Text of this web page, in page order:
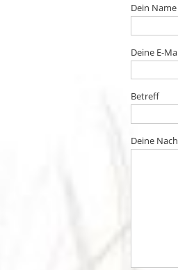
Dein
Deine E-
Betreff
Deine